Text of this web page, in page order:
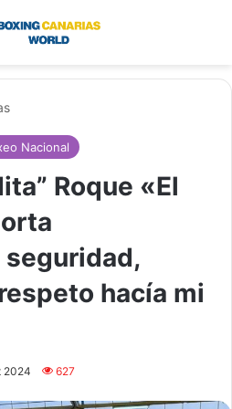
Nacional
Roque «El
hacía mi
2024 627